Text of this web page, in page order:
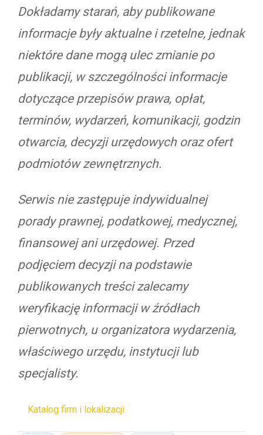
Dokładamy starań, aby publikowane
informacje były aktualne i rzetelne, jednak
niektóre dane mogą ulec zmianie po
publikacji, w szczególności informacje
dotyczące przepisów prawa, opłat,
terminów, wydarzeń, komunikacji, godzin
otwarcia, decyzji urzędowych oraz ofert
podmiotów zewnętrznych.
Serwis nie zastępuje indywidualnej
porady prawnej, podatkowej, medycznej,
finansowej ani urzędowej. Przed
podjęciem decyzji na podstawie
publikowanych treści zalecamy
weryfikację informacji w źródłach
pierwotnych, u organizatora wydarzenia,
właściwego urzędu, instytucji lub
specjalisty.
Katalog firm i lokalizacji